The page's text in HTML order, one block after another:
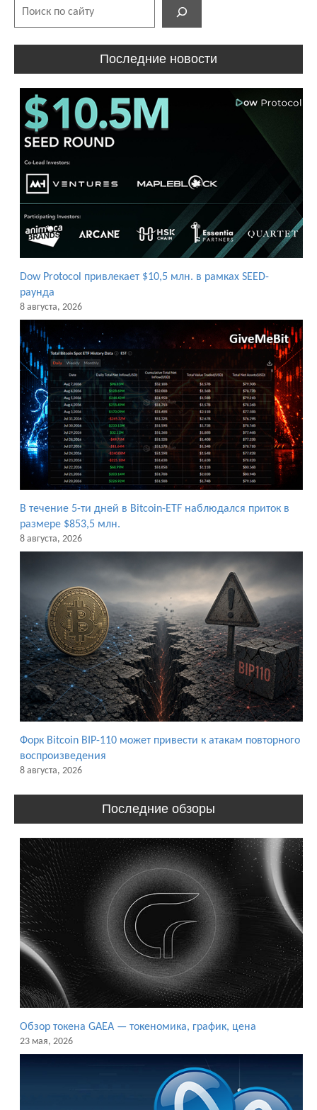
Последние новости
Dow Protocol привлекает $10,5 млн. в рамках SEED-
раунда
8 августа, 2026
В течение 5-ти дней в Bitcoin-ETF наблюдался приток в
размере $853,5 млн.
8 августа, 2026
Форк Bitcoin BIP-110 может привести к атакам повторного
воспроизведения
8 августа, 2026
Последние обзоры
Обзор токена GAEA — токеномика, график, цена
23 мая, 2026